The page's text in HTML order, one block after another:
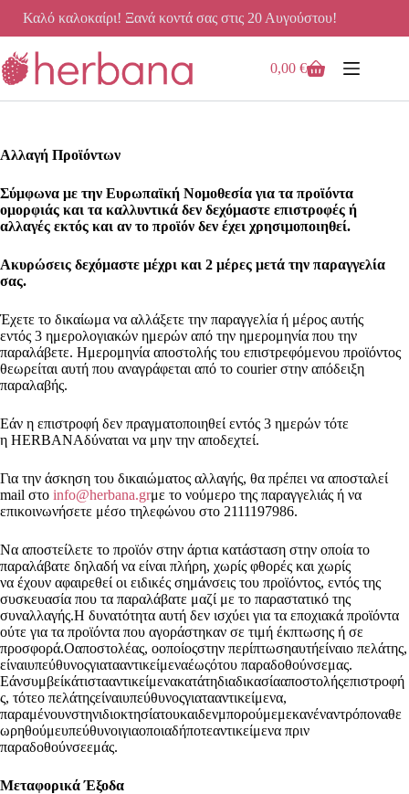
περιεχόμενο
Καλό καλοκαίρι! Ξανά κοντά σας στις 20 Αυγούστου!
Καλάθι
0,00€
Αλλαγή Προϊόντων
Σύμφωνα με την Ευρωπαϊκή Νομοθεσία για τα προϊόντα
ομορφιάς και τα καλλυντικά δεν δεχόμαστε επιστροφές ή
αλλαγές εκτός και αν το προϊόν δεν έχει χρησιμοποιηθεί.
Ακυρώσεις δεχόμαστε μέχρι και 2 μέρες μετά την παραγγελία
σας.
Έχετε το δικαίωμα να αλλάξετε την παραγγελία ή μέρος αυτής
εντός 3 ημερολογιακών ημερών από την ημερομηνία που την
παραλάβετε. Ημερομηνία αποστολής του επιστρεφόμενου προϊόντος
θεωρείται αυτή που αναγράφεται από το courier στην απόδειξη
παραλαβής.
Εάν η επιστροφή δεν πραγματοποιηθεί εντός 3 ημερών τότε
η HERBANAδύναται να μην την αποδεχτεί.
Για την άσκηση του δικαιώματος αλλαγής, θα πρέπει να αποσταλεί
mail στο info@herbana.grμε το νούμερο της παραγγελιάς ή να
επικοινωνήσετε μέσο τηλεφώνου στο 2111197986.
Να αποστείλετε το προϊόν στην άρτια κατάσταση στην οποία το
παραλάβατε δηλαδή να είναι πλήρη, χωρίς φθορές και χωρίς
να έχουν αφαιρεθεί οι ειδικές σημάνσεις του προϊόντος, εντός της
συσκευασία που τα παραλάβατε μαζί με το παραστατικό της
συναλλαγής.Η δυνατότητα αυτή δεν ισχύει για τα εποχιακά προϊόντα
ούτε για τα προϊόντα που αγοράστηκαν σε τιμή έκπτωσης ή σε
προσφορά.Οαποστολέας, οοποίοςστην περίπτωσηαυτήείναιο πελάτης,
είναιυπεύθυνοςγιατααντικείμεναέωςότου παραδοθούνσεμας.
Εάνσυμβείκάτιστααντικείμενακατάτηδιαδικασίααποστολήςεπιστροφή
ς, τότεο πελάτηςείναιυπεύθυνοςγιατααντικείμενα,
παραμένουνστηνιδιοκτησίατουκαιδενμπορούμεμεκανέναντρόποναθε
ωρηθούμευπεύθυνοιγιαοποιαδήποτεαντικείμενα πριν
παραδοθούνσεεμάς.
Μεταφορικά Έξοδα